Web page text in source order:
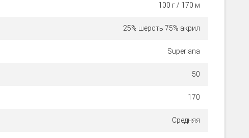
100 г / 170 м
25% шерсть 75% акрил
Superlana
50
170
Средняя